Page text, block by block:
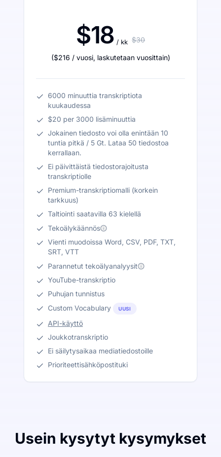
$18 / kk $30
($216 / vuosi, laskutetaan vuosittain)
6000 minuuttia transkriptiota
kuukaudessa
$20 per 3000 lisäminuuttia
Jokainen tiedosto voi olla enintään 10
tuntia pitkä / 5 Gt. Lataa 50 tiedostoa
kerrallaan.
Ei päivittäistä tiedostorajoitusta
transkriptiolle
Premium-transkriptiomalli (korkein
tarkkuus)
Taltiointi saatavilla 63 kielellä
Tekoälykäännös
Vienti muodoissa Word, CSV, PDF, TXT,
SRT, VTT
Parannetut tekoälyanalyysit
YouTube-transkriptio
Puhujan tunnistus
Custom Vocabulary
UUSI
API-käyttö
Joukkotranskriptio
Ei säilytysaikaa mediatiedostoille
Prioriteettisähköpostituki
Usein kysytyt kysymykset